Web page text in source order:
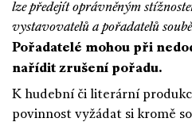
lze předejít oprávněným
vystavovatelů a pořadatelů
Pořadatelé mohou při
nařídit zrušení pořadu.
K hudební či literární
povinnost vyžádat si kromě